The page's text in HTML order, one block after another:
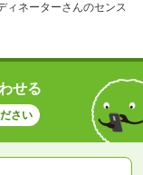
ィネーターさんのセンス
せる
さい